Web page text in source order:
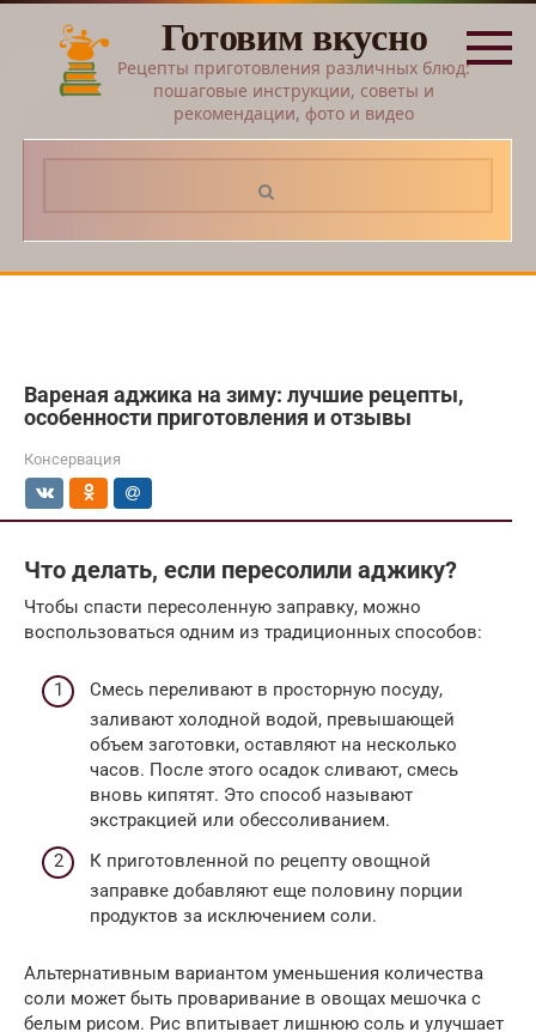
Перейти
контенту
Готовим вкусно
Рецепты приготовления различных блюд:
пошаговые инструкции, советы и
рекомендации, фото и видео
Вареная аджика на зиму: лучшие рецепты,
особенности приготовления и отзывы
Консервация
Что делать, если пересолили аджику?
Чтобы спасти пересоленную заправку, можно
воспользоваться одним из традиционных способов:
Смесь переливают в просторную посуду,
заливают холодной водой, превышающей
объем заготовки, оставляют на несколько
часов. После этого осадок сливают, смесь
вновь кипятят. Это способ называют
экстракцией или обессоливанием.
К приготовленной по рецепту овощной
заправке добавляют еще половину порции
продуктов за исключением соли.
Альтернативным вариантом уменьшения количества
соли может быть проваривание в овощах мешочка с
белым рисом. Рис впитывает лишнюю соль и улучшает